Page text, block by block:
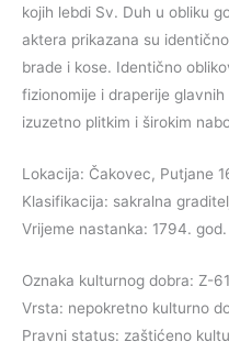
kojih lebdi Sv. Duh u obliku
aktera prikazana su
brade i kose. Identično
fizionomije i draperije
izuzetno plitkim i širokim
Lokacija: Čakovec, Putjane
Klasifikacija: sakralna
Vrijeme nastanka: 1794.
Oznaka kulturnog dobra: Z-
Vrsta: nepokretno kulturno
Pravni status: zaštićeno